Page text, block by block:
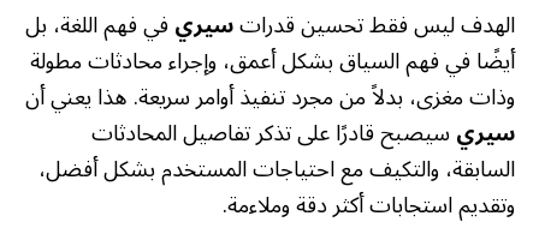
الهدف ليس فقط تحسين قدراتسيريفي فهم اللغة، بل
أيضًا في فهم السياق بشكل أعمق، وإجراء محادثات مطولة
وذات مغزى، بدلاً من مجرد تنفيذ أوامر سريعة. هذا يعني أن
سيريسيصبح قادرًا على تذكر تفاصيل المحادثات
السابقة، والتكيف مع احتياجات المستخدم بشكل أفضل،
وتقديم استجابات أكثر دقة وملاءمة.